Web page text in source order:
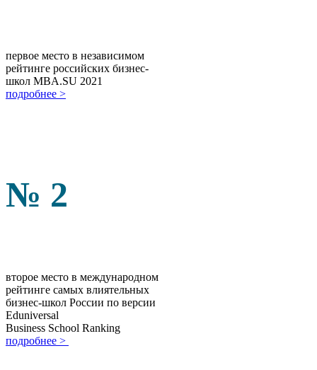
первое место в независимом
рейтинге российских бизнес-
школ MBA.SU 2021
подробнее >
№ 2
второе место в международном
рейтинге самых влиятельных
бизнес-школ России по версии
Eduniversal
Business School Ranking
подробнее >